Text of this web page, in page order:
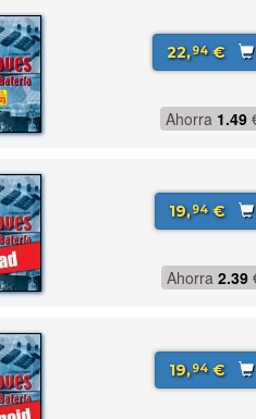
22,94€
Ahorra 1.49
19,94€
Ahorra 2.39
19,94€